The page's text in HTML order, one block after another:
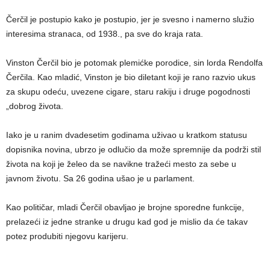
Čerčil je postupio kako je postupio, jer je svesno i namerno služio
interesima stranaca, od 1938., pa sve do kraja rata.
Vinston Čerčil bio je potomak plemićke porodice, sin lorda Rendolfa
Čerčila. Kao mladić, Vinston je bio diletant koji je rano razvio ukus
za skupu odeću, uvezene cigare, staru rakiju i druge pogodnosti
„dobrog života.
Iako je u ranim dvadesetim godinama uživao u kratkom statusu
dopisnika novina, ubrzo je odlučio da može spremnije da podrži stil
života na koji je želeo da se navikne tražeći mesto za sebe u
javnom životu. Sa 26 godina ušao je u parlament.
Kao političar, mladi Čerčil obavljao je brojne sporedne funkcije,
prelazeći iz jedne stranke u drugu kad god je mislio da će takav
potez produbiti njegovu karijeru.